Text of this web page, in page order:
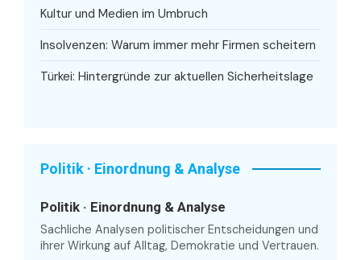
Kultur und Medien im Umbruch
Insolvenzen: Warum immer mehr Firmen scheitern
Türkei: Hintergründe zur aktuellen Sicherheitslage
Politik · Einordnung & Analyse
Politik · Einordnung & Analyse
Sachliche Analysen politischer Entscheidungen und
ihrer Wirkung auf Alltag, Demokratie und Vertrauen.